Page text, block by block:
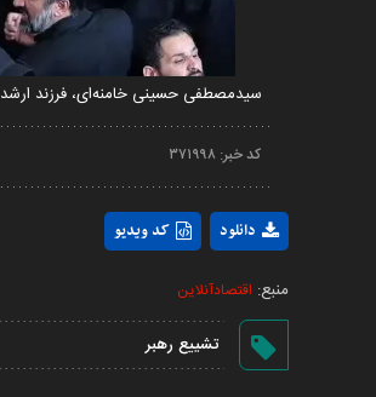
سیدمصطفی حسینی خامنه‌ای، فرزند
کد خبر: ۳۷۱۹۹۸
کد ویدیو دانلود
منبع: اقتصادآنلاین
تشییع رهبر